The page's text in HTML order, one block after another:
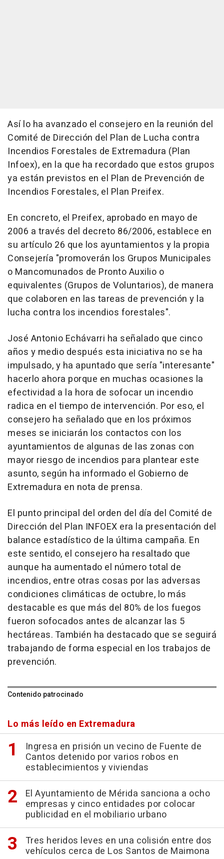
Así lo ha avanzado el consejero en la reunión del
Comité de Dirección del Plan de Lucha contra
Incendios Forestales de Extremadura (Plan
Infoex), en la que ha recordado que estos grupos
ya están previstos en el Plan de Prevención de
Incendios Forestales, el Plan Preifex.
En concreto, el Preifex, aprobado en mayo de
2006 a través del decreto 86/2006, establece en
su artículo 26 que los ayuntamientos y la propia
Consejería "promoverán los Grupos Municipales
o Mancomunados de Pronto Auxilio o
equivalentes (Grupos de Voluntarios), de manera
que colaboren en las tareas de prevención y la
lucha contra los incendios forestales".
José Antonio Echávarri ha señalado que cinco
años y medio después esta iniciativa no se ha
impulsado, y ha apuntado que sería "interesante"
hacerlo ahora porque en muchas ocasiones la
efectividad a la hora de sofocar un incendio
radica en el tiempo de intervención. Por eso, el
consejero ha señalado que en los próximos
meses se iniciarán los contactos con los
ayuntamientos de algunas de las zonas con
mayor riesgo de incendios para plantear este
asunto, según ha informado el Gobierno de
Extremadura en nota de prensa.
El punto principal del orden del día del Comité de
Dirección del Plan INFOEX era la presentación del
balance estadístico de la última campaña. En
este sentido, el consejero ha resaltado que
aunque ha aumentado el número total de
incendios, entre otras cosas por las adversas
condiciones climáticas de octubre, lo más
destacable es que más del 80% de los fuegos
fueron sofocados antes de alcanzar las 5
hectáreas. También ha destacado que se seguirá
trabajando de forma especial en los trabajos de
prevención.
Contenido patrocinado
Lo más leído en Extremadura
Ingresa en prisión un vecino de Fuente de
Cantos detenido por varios robos en
establecimientos y viviendas
El Ayuntamiento de Mérida sanciona a ocho
empresas y cinco entidades por colocar
publicidad en el mobiliario urbano
Tres heridos leves en una colisión entre dos
vehículos cerca de Los Santos de Maimona